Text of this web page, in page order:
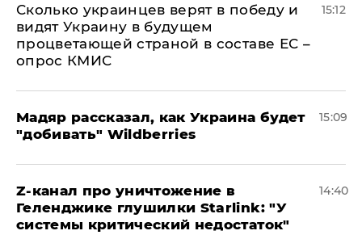
Сколько украинцев верят в победу и
видят Украину в будущем
процветающей страной в составе ЕС –
опрос КМИС
15:12
Мадяр рассказал, как Украина будет
"добивать" Wildberries
15:09
Z-канал про уничтожение в
Геленджике глушилки Starlink: "У
системы критический недостаток"
14:40